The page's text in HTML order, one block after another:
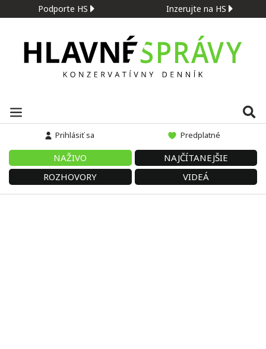
Podporte HS Inzerujte na HS
Prihlásiť sa Predplatné
NAŽIVO
NAJČÍTANEJŠIE
ROZHOVORY
VIDEÁ